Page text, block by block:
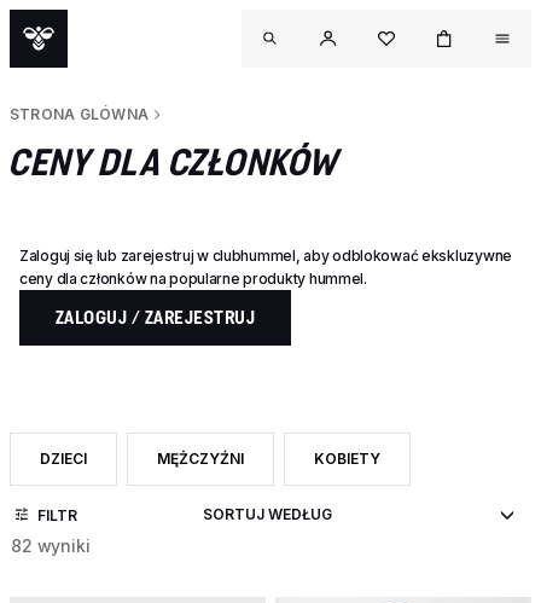
STRONA GLÓWNA
CENY DLA CZŁONKÓW
Zaloguj się lub zarejestruj w clubhummel, aby odblokować ekskluzywne
ceny dla członków na popularne produkty hummel.
ZALOGUJ / ZAREJESTRUJ
DZIECI
ZAWĘŹ DO CATEGORY: DZIECI
MĘŻCZYŹNI
ZAWĘŹ DO CATEGORY: MĘŻCZYŹNI
KOBIETY
ZAWĘŹ DO CATEGORY:
FILTR
82 wyniki